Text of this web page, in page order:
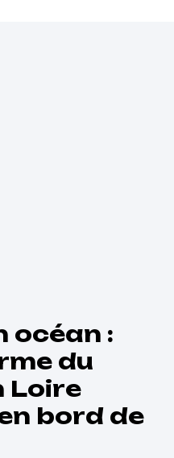
océan :
du
Loire
bord de